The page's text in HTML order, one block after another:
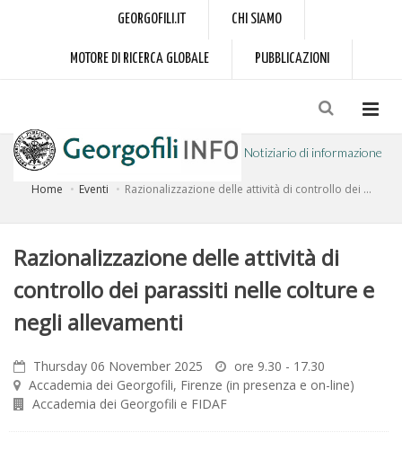
GEORGOFILI.IT CHI SIAMO
MOTORE DI RICERCA GLOBALE PUBBLICAZIONI
Notiziario di informazione
Home Eventi Razionalizzazione delle attività di controllo dei ...
Razionalizzazione delle attività di
controllo dei parassiti nelle colture e
negli allevamenti
Thursday 06 November 2025
ore 9.30 - 17.30
Accademia dei Georgofili, Firenze (in presenza e on-line)
Accademia dei Georgofili e FIDAF